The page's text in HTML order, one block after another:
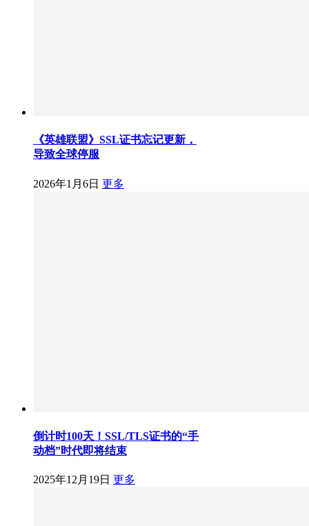
《英雄联盟》SSL证书忘记更新，
导致全球停服
2026年1月6日 更多
倒计时100天！SSL/TLS证书的“手
动档”时代即将结束
2025年12月19日 更多